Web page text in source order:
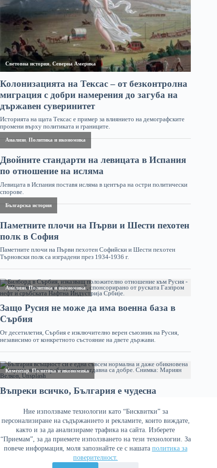
Ние използваме технологии като “Бисквитки” за
персонализиране на съдържанието и рекламите, които виждате,
както и за да анализираме трафика на сайта. Изберете
“Приемам”, за да приемете използването на тези технологии. За
повече информация, моля запознайте се с нашата политика за
поверителност.
Политика за поверителност